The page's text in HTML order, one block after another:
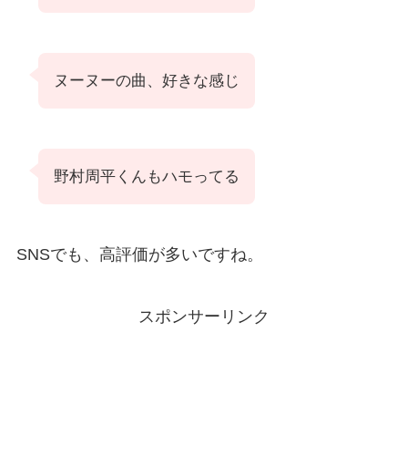
ヌーヌーの曲、好きな感じ
野村周平くんもハモってる
SNSでも、高評価が多いですね。
スポンサーリンク